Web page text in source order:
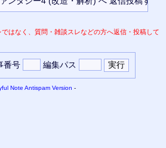
はなく、質問・雑談スレなどの方へ返信・投稿して
番号 編集パス
Note Antispam Version -